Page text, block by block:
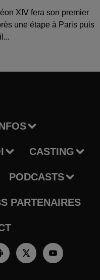
XIV fera son premier
une étape à Paris puis
CASTING
PODCASTS
PARTENAIRES